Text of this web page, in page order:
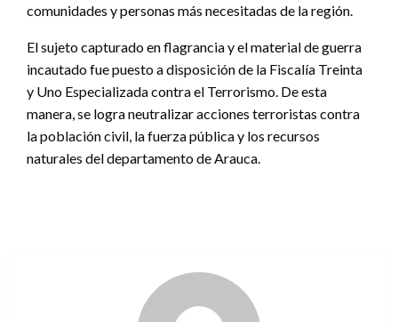
comunidades y personas más necesitadas de la región.
El sujeto capturado en flagrancia y el material de guerra
incautado fue puesto a disposición de la Fiscalía Treinta
y Uno Especializada contra el Terrorismo. De esta
manera, se logra neutralizar acciones terroristas contra
la población civil, la fuerza pública y los recursos
naturales del departamento de Arauca.